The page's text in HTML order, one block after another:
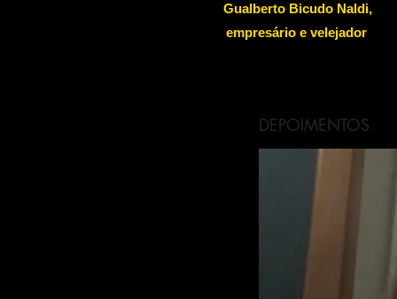
Gualberto Bicudo Naldi,
empresário e velejador
DEPOIMENTOS